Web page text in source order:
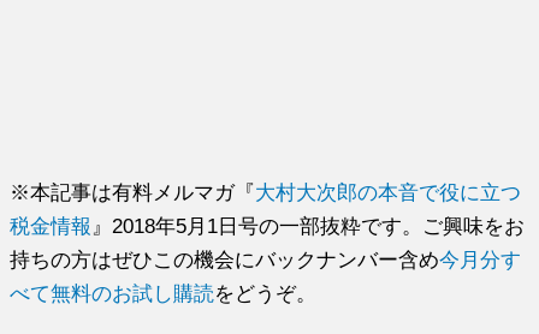
※本記事は有料メルマガ『大村大次郎の本音で役に立つ
税金情報 』2018年5月1日号の一部抜粋です。ご興味をお
持ちの方はぜひこの機会にバックナンバー含め今月分す
べて無料のお試し購読をどうぞ。